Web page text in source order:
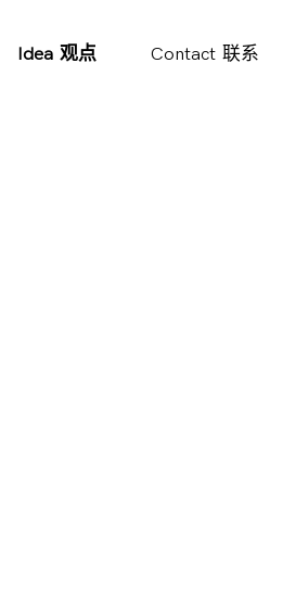
Idea 观点 Contact 联系